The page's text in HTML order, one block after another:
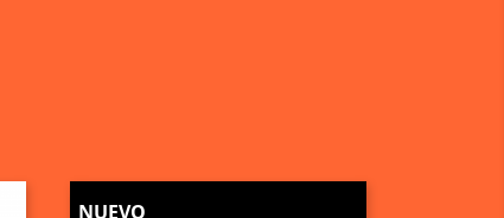
NUEVO